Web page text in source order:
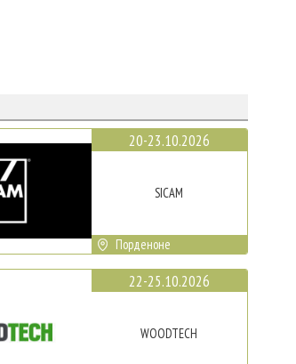
20-23.10.2026
SICAM
Порденоне
22-25.10.2026
WOODTECH